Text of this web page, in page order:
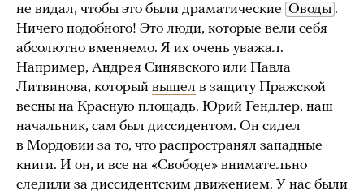
не видал, чтобы это были драматические Оводы .
Ничего подобного! Это люди, которые вели себя
абсолютно вменяемо. Я их очень уважал.
Например, Андрея Синявского или Павла
Литвинова, который вышел в защиту Пражской
весны на Красную площадь. Юрий Гендлер, наш
начальник, сам был диссидентом. Он сидел
в Мордовии за то, что распространял западные
книги. И он, и все на «Свободе» внимательно
следили за диссидентским движением. У нас были